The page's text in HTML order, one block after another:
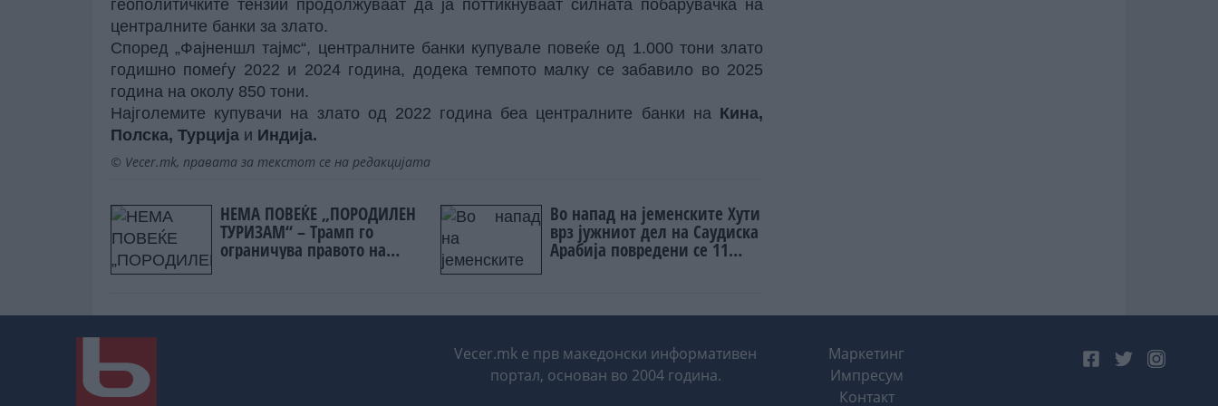
геополитичките тензии продолжуваат да ја поттикнуваат силната побарувачка на
централните банки за злато.
Според „Фајненшл тајмс“, централните банки купувале повеќе од 1.000 тони злато
годишно помеѓу 2022 и 2024 година, додека темпото малку се забавило во 2025
година на околу 850 тони.
Најголемите купувачи на злато од 2022 година беа централните банки на Кина,
Полска, Турција и Индија.
© Vecer.mk, правата за текстот се на редакцијата
НЕМА ПОВЕЌЕ „ПОРОДИЛЕН
ТУРИЗАМ“ – Трамп го
ограничува правото на
стекнување државјанство
Во напад на јеменските Хути
врз јужниот дел на Саудиска
Арабија повредени се 11
цивили
Vecer.mk е прв македонски информативен
портал, основан во 2004 година.
Маркетинг
Импресум
Контакт